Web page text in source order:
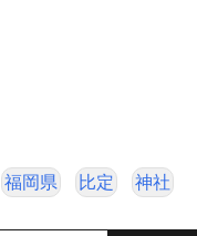
福岡県 比定 神社